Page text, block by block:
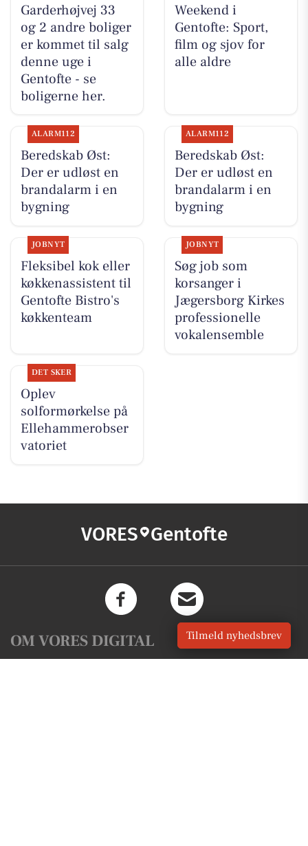
Garderhøjvej 33
og 2 andre boliger
er kommet til salg
denne uge i
Gentofte - se
boligerne her.
Weekend i
Gentofte: Sport,
film og sjov for
alle aldre
ALARM112
Beredskab Øst:
Der er udløst en
brandalarm i en
bygning
ALARM112
Beredskab Øst:
Der er udløst en
brandalarm i en
bygning
JOBNYT
Fleksibel kok eller
køkkenassistent til
Gentofte Bistro's
køkkenteam
JOBNYT
Søg job som
korsanger i
Jægersborg Kirkes
professionelle
vokalensemble
DET SKER
Oplev
solformørkelse på
Ellehammerobser
vatoriet
VORES Gentofte
OM VORES DIGITAL Tilmeld nyhedsbrev